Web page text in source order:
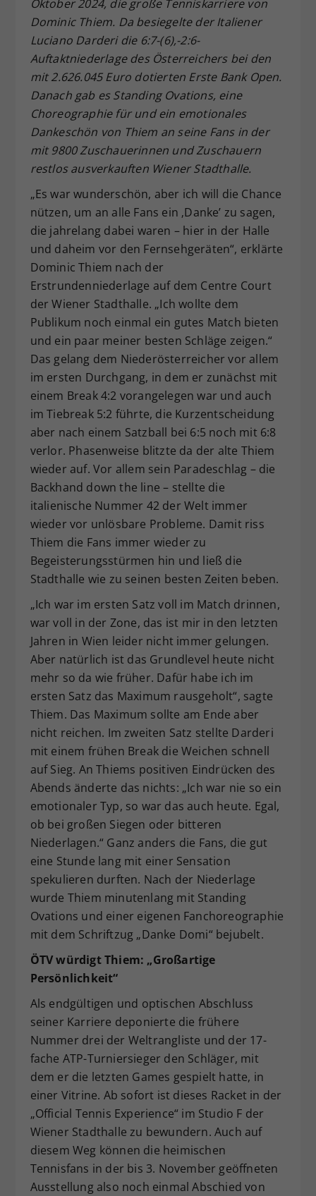
Oktober 2024, die große Tenniskarriere von
Dominic Thiem. Da besiegelte der Italiener
Luciano Darderi die 6:7-(6),-2:6-
Auftaktniederlage des Österreichers bei den
mit 2.626.045 Euro dotierten Erste Bank Open.
Danach gab es Standing Ovations, eine
Choreographie für und ein emotionales
Dankeschön von Thiem an seine Fans in der
mit 9800 Zuschauerinnen und Zuschauern
restlos ausverkauften Wiener Stadthalle.
„Es war wunderschön, aber ich will die Chance
nützen, um an alle Fans ein ‚Danke’ zu sagen,
die jahrelang dabei waren – hier in der Halle
und daheim vor den Fernsehgeräten“, erklärte
Dominic Thiem nach der
Erstrundenniederlage auf dem Centre Court
der Wiener Stadthalle. „Ich wollte dem
Publikum noch einmal ein gutes Match bieten
und ein paar meiner besten Schläge zeigen.“
Das gelang dem Niederösterreicher vor allem
im ersten Durchgang, in dem er zunächst mit
einem Break 4:2 vorangelegen war und auch
im Tiebreak 5:2 führte, die Kurzentscheidung
aber nach einem Satzball bei 6:5 noch mit 6:8
verlor. Phasenweise blitzte da der alte Thiem
wieder auf. Vor allem sein Paradeschlag – die
Backhand down the line – stellte die
italienische Nummer 42 der Welt immer
wieder vor unlösbare Probleme. Damit riss
Thiem die Fans immer wieder zu
Begeisterungsstürmen hin und ließ die
Stadthalle wie zu seinen besten Zeiten beben.
„Ich war im ersten Satz voll im Match drinnen,
war voll in der Zone, das ist mir in den letzten
Jahren in Wien leider nicht immer gelungen.
Aber natürlich ist das Grundlevel heute nicht
mehr so da wie früher. Dafür habe ich im
ersten Satz das Maximum rausgeholt“, sagte
Thiem. Das Maximum sollte am Ende aber
nicht reichen. Im zweiten Satz stellte Darderi
mit einem frühen Break die Weichen schnell
auf Sieg. An Thiems positiven Eindrücken des
Abends änderte das nichts: „Ich war nie so ein
emotionaler Typ, so war das auch heute. Egal,
ob bei großen Siegen oder bitteren
Niederlagen.“ Ganz anders die Fans, die gut
eine Stunde lang mit einer Sensation
spekulieren durften. Nach der Niederlage
wurde Thiem minutenlang mit Standing
Ovations und einer eigenen Fanchoreographie
mit dem Schriftzug „Danke Domi“ bejubelt.
ÖTV würdigt Thiem: „Großartige
Persönlichkeit“
Als endgültigen und optischen Abschluss
seiner Karriere deponierte die frühere
Nummer drei der Weltrangliste und der 17-
fache ATP-Turniersieger den Schläger, mit
dem er die letzten Games gespielt hatte, in
einer Vitrine. Ab sofort ist dieses Racket in der
„Official Tennis Experience“ im Studio F der
Wiener Stadthalle zu bewundern. Auch auf
diesem Weg können die heimischen
Tennisfans in der bis 3. November geöffneten
Ausstellung also noch einmal Abschied von
Zweck
Dieser Wert speichert Ihre Consent-
Einstellungen. Unter anderem eine
zufällig generierte ID, für die
historische Speicherung Ihrer
vorgenommen Einstellungen, falls der
Webseiten-Betreiber dies eingestellt
hat.